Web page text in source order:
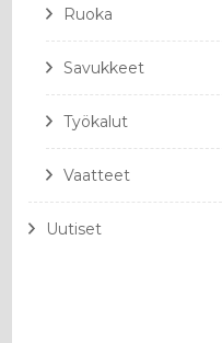
Ruoka
Savukkeet
Työkalut
Vaatteet
Uutiset